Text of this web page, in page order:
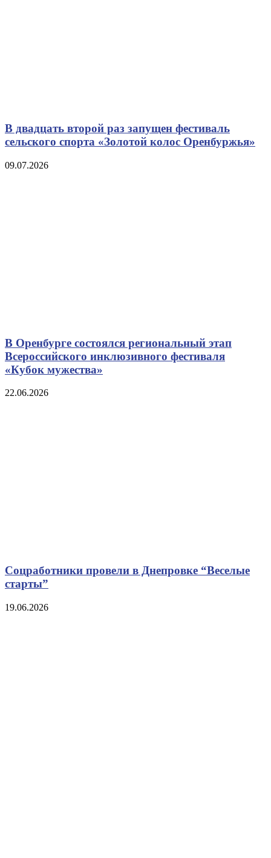
В двадцать второй раз запущен фестиваль
сельского спорта «Золотой колос Оренбуржья»
09.07.2026
В Оренбурге состоялся региональный этап
Всероссийского инклюзивного фестиваля
«Кубок мужества»
22.06.2026
Соцработники провели в Днепровке “Веселые
старты”
19.06.2026